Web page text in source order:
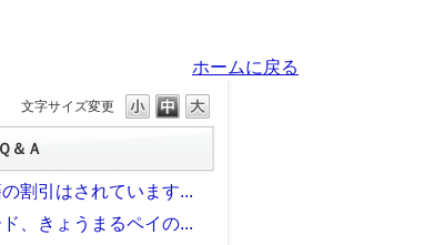
ホームに戻る
文字サイズ変更
＆Ａ
割引はされています...
、きょうまるペイの...